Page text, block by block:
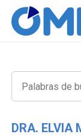
DRA. ELVIA